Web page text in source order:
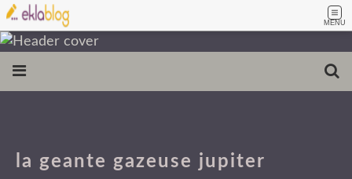
MENU
la geante gazeuse jupiter